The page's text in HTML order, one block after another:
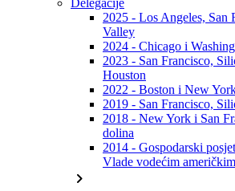
Delegacije
2025 - Los Angeles, San
Valley
2024 - Chicago i
2023 - San Francisco,
Houston
2022 - Boston i New
2019 - San Francisco,
2018 - New York i San
dolina
2014 - Gospodarski
Vlade vodećim
chevron_right